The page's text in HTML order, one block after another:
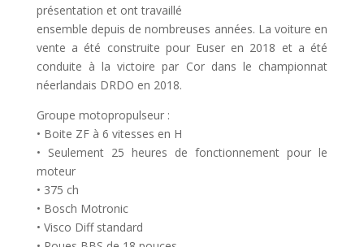
présentation et ont travaillé
ensemble depuis de nombreuses années. La voiture en
vente a été construite pour Euser en 2018 et a été
conduite à la victoire par Cor dans le championnat
néerlandais DRDO en 2018.
Groupe motopropulseur :
• Boite ZF à 6 vitesses en H
• Seulement 25 heures de fonctionnement pour le
moteur
• 375 ch
• Bosch Motronic
• Visco Diff standard